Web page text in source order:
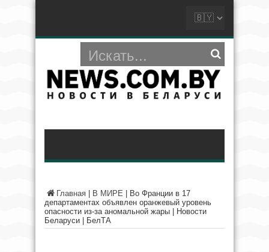
Главная В МИРЕ
Во Франции в 17
департаментах объявлен оранжевый уровень
опасности из-за аномальной жары | Новости
Беларуси | БелТА